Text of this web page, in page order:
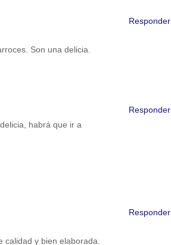
Son una delicia.
Responder
habrá que ir a
Responder
calidad y bien elaborada.
Responder